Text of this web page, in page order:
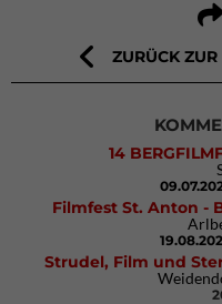
ZURÜCK
14
Filmfest St. Anton -
Strudel, Film und